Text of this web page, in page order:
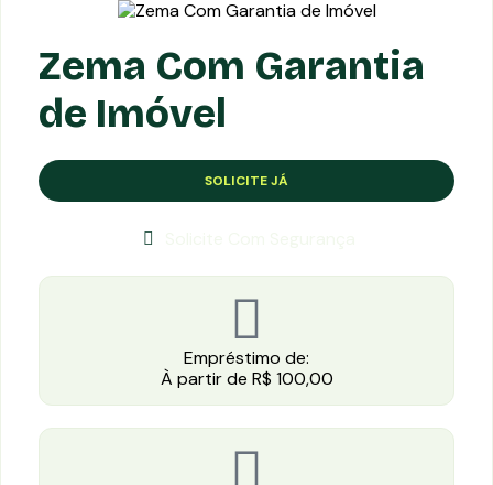
Zema Com Garantia
de Imóvel
SOLICITE JÁ
Empréstimo de:
À partir de R$ 100,00